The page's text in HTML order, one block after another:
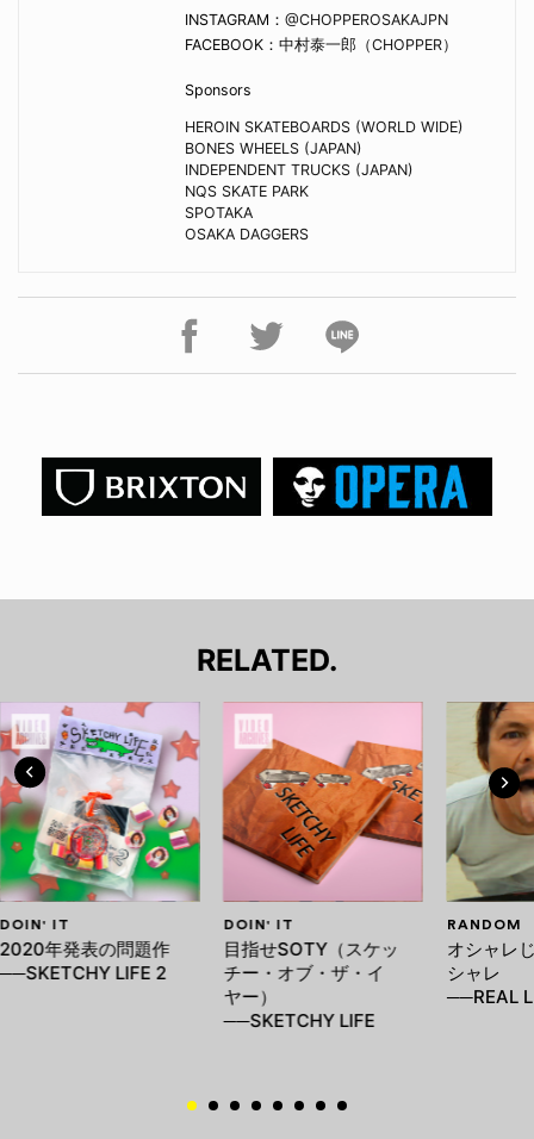
INSTAGRAM： @CHOPPEROSAKAJPN
FACEBOOK： 中村泰一郎（CHOPPER）
Sponsors
HEROIN SKATEBOARDS (WORLD WIDE)
BONES WHEELS (JAPAN)
INDEPENDENT TRUCKS (JAPAN)
NQS SKATE PARK
SPOTAKA
OSAKA DAGGERS
RELATED.
DOIN' IT
2020年発表の問題作
──SKETCHY LIFE 2
DOIN' IT
目指せSOTY（スケッ
チー・オブ・ザ・イ
ヤー）
──SKETCHY LIFE
RANDOM
オシャレ
シャレ
──REAL